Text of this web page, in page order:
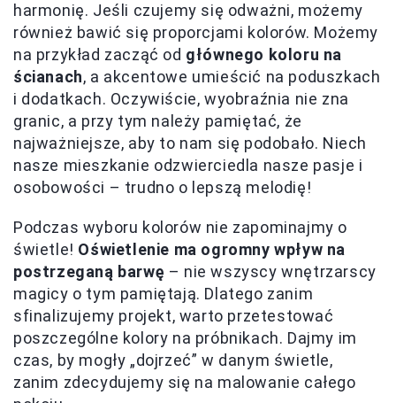
harmonię. Jeśli czujemy się odważni, możemy
również bawić się proporcjami kolorów. Możemy
na przykład zacząć od głównego koloru na
ścianach, a akcentowe umieścić na poduszkach
i dodatkach. Oczywiście, wyobraźnia nie zna
granic, a przy tym należy pamiętać, że
najważniejsze, aby to nam się podobało. Niech
nasze mieszkanie odzwierciedla nasze pasje i
osobowości – trudno o lepszą melodię!
Podczas wyboru kolorów nie zapominajmy o
świetle! Oświetlenie ma ogromny wpływ na
postrzeganą barwę – nie wszyscy wnętrzarscy
magicy o tym pamiętają. Dlatego zanim
sfinalizujemy projekt, warto przetestować
poszczególne kolory na próbnikach. Dajmy im
czas, by mogły „dojrzeć” w danym świetle,
zanim zdecydujemy się na malowanie całego